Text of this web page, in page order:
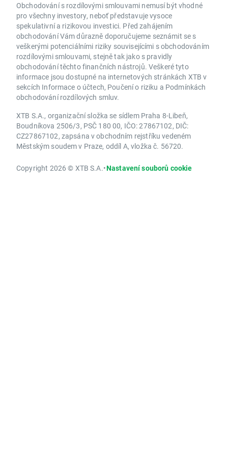
Obchodování s rozdílovými smlouvami nemusí být vhodné
pro všechny investory, neboť představuje vysoce
spekulativní a rizikovou investici. Před zahájením
obchodování Vám důrazně doporučujeme seznámit se s
veškerými potenciálními riziky souvisejícími s obchodováním
rozdílovými smlouvami, stejně tak jako s pravidly
obchodování těchto finančních nástrojů. Veškeré tyto
informace jsou dostupné na internetových stránkách XTB v
sekcích Informace o účtech, Poučení o riziku a Podmínkách
obchodování rozdílových smluv.
XTB S.A., organizační složka se sídlem Praha 8-Libeň,
Boudníkova 2506/3, PSČ 180 00, IČO: 27867102, DIČ:
CZ27867102, zapsána v obchodním rejstříku vedeném
Městským soudem v Praze, oddíl A, vložka č. 56720.
Copyright 2026 © XTB S.A.•Nastavení souborů cookie